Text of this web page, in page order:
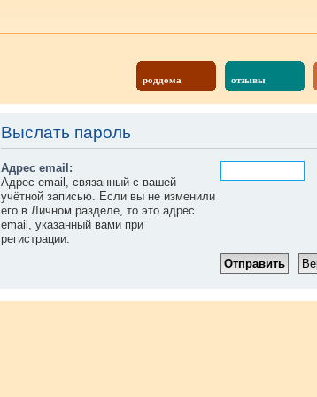
роддома отзывы
Выслать пароль
Адрес email:
Адрес email, связанный с вашей
учётной записью. Если вы не изменили
его в Личном разделе, то это адрес
email, указанный вами при
регистрации.